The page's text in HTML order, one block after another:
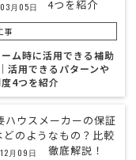
月05日
事
ム時に活用できる補助
活用できるパターンや
4つを紹介
月09日